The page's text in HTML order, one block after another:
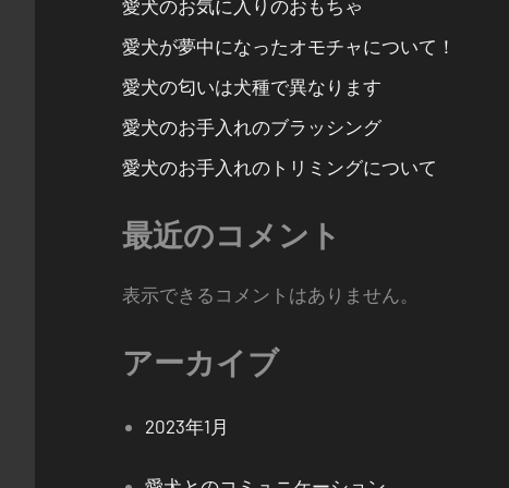
愛犬のお気に入りのおもちゃ
愛犬が夢中になったオモチャについて！
愛犬の匂いは犬種で異なります
愛犬のお手入れのブラッシング
愛犬のお手入れのトリミングについて
最近のコメント
表示できるコメントはありません。
アーカイブ
2023年1月